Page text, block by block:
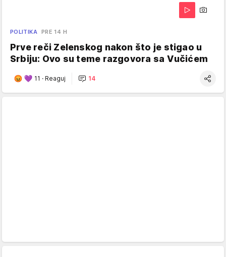
POLITIKA PRE 14 H
Prve reči Zelenskog nakon što je stigao u
Srbiju: Ovo su teme razgovora sa Vučićem
11 · Reaguj 14